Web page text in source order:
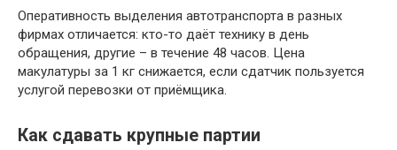
Оперативность выделения автотранспорта в разных
фирмах отличается: кто-то даёт технику в день
обращения, другие – в течение 48 часов. Цена
макулатуры за 1 кг снижается, если сдатчик пользуется
услугой перевозки от приёмщика.
Как сдавать крупные партии